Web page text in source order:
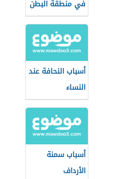
في منطقة البطن
أسباب النحافة عند
النساء
أسباب سمنة
الأرداف